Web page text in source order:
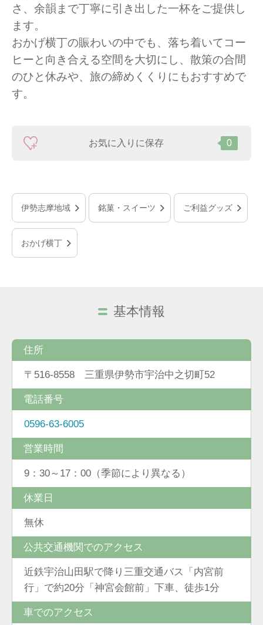
さ、余韻まで丁寧に引き出した一杯をご提供し
ます。
おかげ横丁の賑わいの中でも、落ち着いてコー
ヒーと向き合える空間を大切にし、散策の合間
のひと休みや、旅の締めくくりにもおすすめで
す。
お気に入りに保存 0
伊勢志摩地域 銘菓・スイーツ ご利益グッズ
おかげ横丁
基本情報
住所
〒516-8558 三重県伊勢市宇治中之切町52
電話番号
0596-63-6005
営業時間
9：30～17：00（季節により異なる）
休業日
無休
公共交通機関でのアクセス
近鉄宇治山田駅で降り三重交通バス「内宮前
行」で約20分「神宮会館前」下車、徒歩1分
車でのアクセス